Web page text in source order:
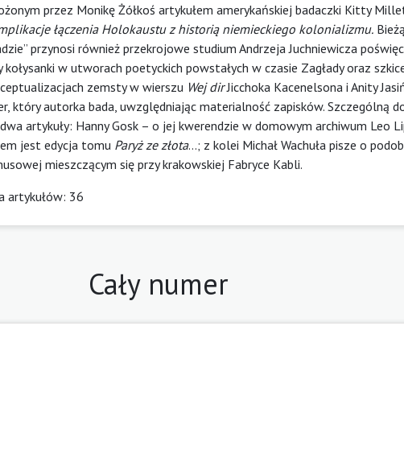
przez Monikę Żółkoś artykułem amerykańskiej badaczki Kitty
łączenia Holokaustu z historią niemieckiego kolonializmu.
przynosi również przekrojowe studium Andrzeja Juchniewicza
kołysanki w utworach poetyckich powstałych w czasie Zagłady oraz
zemsty w wierszu Wej dirJicchoka Kacenelsona i Anity
który autorka bada, uwzględniając materialność zapisków. Szczególną
artykuły: Hanny Gosk – o jej kwerendzie w domowym archiwum Leo
jest edycja tomu Paryż ze złota…; z kolei Michał Wachuła pisze o
mieszczącym się przy krakowskiej Fabryce Kabli.
artykułów: 36
Cały numer